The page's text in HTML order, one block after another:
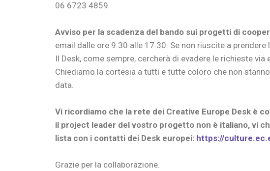
06 6723 4859.
Avviso per la scadenza del bando sui progetti di
email dalle ore 9.30 alle 17.30. Se non riuscite a
Il Desk, come sempre, cercherà di evadere le richieste
Chiediamo la cortesia a tutti e tutte coloro che non
data.
Vi ricordiamo che la rete dei Creative Europe Desk è
il project leader del vostro progetto non è italiano, vi
lista con i contatti dei Desk europei: https://culture.ec.
Grazie per la collaborazione.